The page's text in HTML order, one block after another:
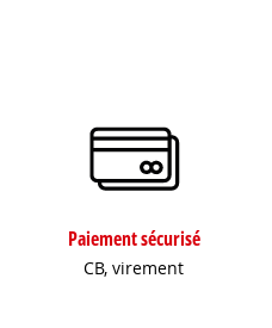
Paiement sécurisé
CB, virement